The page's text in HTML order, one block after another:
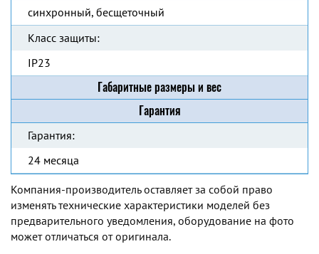
синхронный, бесщеточный
Класс защиты:
IP23
Габаритные размеры и вес
Гарантия
Гарантия:
24 месяца
Компания-производитель оставляет за собой право
изменять технические характеристики моделей без
предварительного уведомления, оборудование на фото
может отличаться от оригинала.